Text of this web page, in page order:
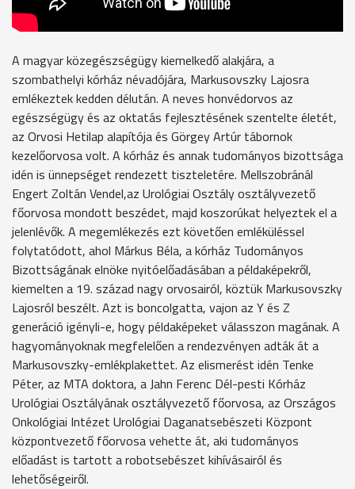
A magyar közegészségügy kiemelkedő alakjára, a
szombathelyi kórház névadójára, Markusovszky Lajosra
emlékeztek kedden délután. A neves honvédorvos az
egészségügy és az oktatás fejlesztésének szentelte életét,
az Orvosi Hetilap alapítója és Görgey Artúr tábornok
kezelőorvosa volt. A kórház és annak tudományos bizottsága
idén is ünnepséget rendezett tiszteletére. Mellszobránál
Engert Zoltán Vendel,az Urológiai Osztály osztályvezető
főorvosa mondott beszédet, majd koszorúkat helyeztek el a
jelenlévők. A megemlékezés ezt követően emléküléssel
folytatódott, ahol Márkus Béla, a kórház Tudományos
Bizottságának elnöke nyitóelőadásában a példaképekről,
kiemelten a 19. század nagy orvosairól, köztük Markusovszky
Lajosról beszélt. Azt is boncolgatta, vajon az Y és Z
generáció igényli-e, hogy példaképeket válasszon magának. A
hagyományoknak megfelelően a rendezvényen adták át a
Markusovszky-emlékplakettet. Az elismerést idén Tenke
Péter, az MTA doktora, a Jahn Ferenc Dél-pesti Kórház
Urológiai Osztályának osztályvezető főorvosa, az Országos
Onkológiai Intézet Urológiai Daganatsebészeti Központ
központvezető főorvosa vehette át, aki tudományos
előadást is tartott a robotsebészet kihívásairól és
lehetőségeiről.